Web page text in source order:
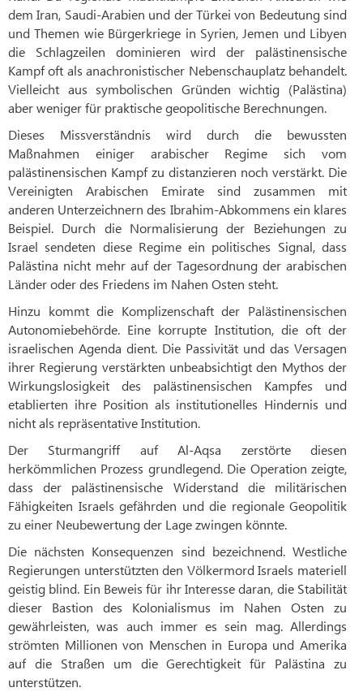
dem Iran, Saudi-Arabien und der Türkei von Bedeutung sind
und Themen wie Bürgerkriege in Syrien, Jemen und Libyen
die Schlagzeilen dominieren wird der palästinensische
Kampf oft als anachronistischer Nebenschauplatz behandelt.
Vielleicht aus symbolischen Gründen wichtig (Palästina)
aber weniger für praktische geopolitische Berechnungen.
Dieses Missverständnis wird durch die bewussten
Maßnahmen einiger arabischer Regime sich vom
palästinensischen Kampf zu distanzieren noch verstärkt. Die
Vereinigten Arabischen Emirate sind zusammen mit
anderen Unterzeichnern des Ibrahim-Abkommens ein klares
Beispiel. Durch die Normalisierung der Beziehungen zu
Israel sendeten diese Regime ein politisches Signal, dass
Palästina nicht mehr auf der Tagesordnung der arabischen
Länder oder des Friedens im Nahen Osten steht.
Hinzu kommt die Komplizenschaft der Palästinensischen
Autonomiebehörde. Eine korrupte Institution, die oft der
israelischen Agenda dient. Die Passivität und das Versagen
ihrer Regierung verstärkten unbeabsichtigt den Mythos der
Wirkungslosigkeit des palästinensischen Kampfes und
etablierten ihre Position als institutionelles Hindernis und
nicht als repräsentative Institution.
Der Sturmangriff auf Al-Aqsa zerstörte diesen
herkömmlichen Prozess grundlegend. Die Operation zeigte,
dass der palästinensische Widerstand die militärischen
Fähigkeiten Israels gefährden und die regionale Geopolitik
zu einer Neubewertung der Lage zwingen könnte.
Die nächsten Konsequenzen sind bezeichnend. Westliche
Regierungen unterstützten den Völkermord Israels materiell
geistig blind. Ein Beweis für ihr Interesse daran, die Stabilität
dieser Bastion des Kolonialismus im Nahen Osten zu
gewährleisten, was auch immer es sein mag. Allerdings
strömten Millionen von Menschen in Europa und Amerika
auf die Straßen um die Gerechtigkeit für Palästina zu
unterstützen.